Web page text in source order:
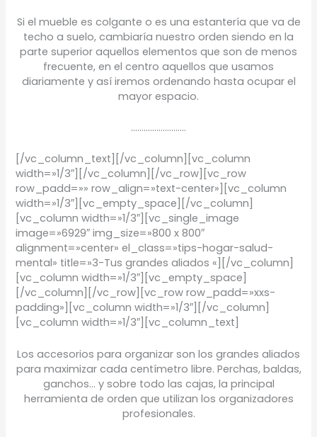
Si el mueble es colgante o es una estantería que va de
techo a suelo, cambiaría nuestro orden siendo en la
parte superior aquellos elementos que son de menos
frecuente, en el centro aquellos que usamos
diariamente y así iremos ordenando hasta ocupar el
mayor espacio.
……………………..
[/vc_column_text][/vc_column][vc_column
width=»1/3″][/vc_column][/vc_row][vc_row
row_padd=»» row_align=»text-center»][vc_column
width=»1/3″][vc_empty_space][/vc_column]
[vc_column width=»1/3″][vc_single_image
image=»6929″ img_size=»800 x 800″
alignment=»center» el_class=»tips-hogar-salud-
mental» title=»3-Tus grandes aliados «][/vc_column]
[vc_column width=»1/3″][vc_empty_space]
[/vc_column][/vc_row][vc_row row_padd=»xxs-
padding»][vc_column width=»1/3″][/vc_column]
[vc_column width=»1/3″][vc_column_text]
Los accesorios para organizar son los grandes aliados
para maximizar cada centímetro libre. Perchas, baldas,
ganchos… y sobre todo las cajas, la principal
herramienta de orden que utilizan los organizadores
profesionales.